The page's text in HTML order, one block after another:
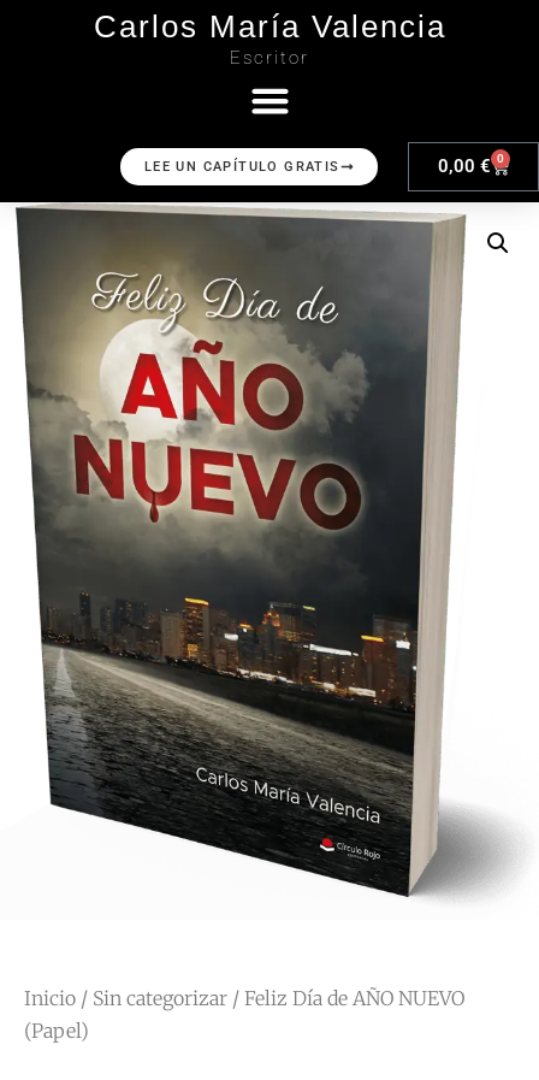
Carlos María Valencia
Escritor
LEE UN CAPÍTULO GRATIS 0,00 € 0
Inicio / Sin categorizar / Feliz Día de AÑO NUEVO
(Papel)